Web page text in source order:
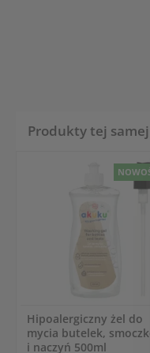
Produkty tej
Hipoalergiczny żel do
mycia butelek,
i naczyń 500ml